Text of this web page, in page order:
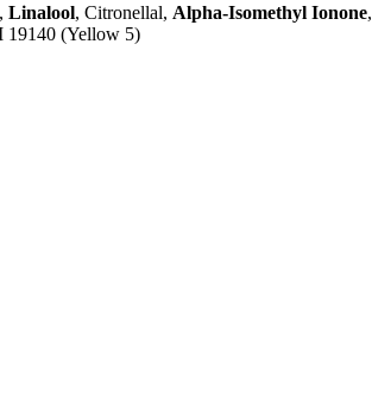
Linalool, Citronellal, Alpha-Isomethyl Ionone,
19140 (Yellow 5)